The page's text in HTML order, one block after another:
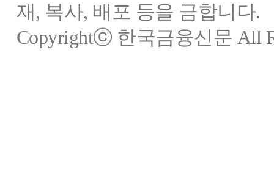
재, 복사, 배포 등을 금합니다.
Copyrightⓒ 한국금융신문 All